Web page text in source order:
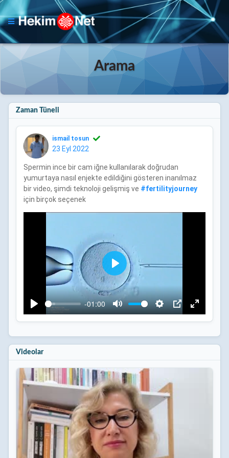
Arama
Zaman Tüneli
ismail tosun
23 Eyl 2022
Spermin ince bir cam iğne kullanılarak doğrudan
yumurtaya nasıl enjekte edildiğini gösteren inanılmaz
bir video, şimdi teknoloji gelişmiş ve #fertilityjourney
için birçok seçenek
Play
-01:00
Mute
Settings
PIP
Enter
Play
Videolar